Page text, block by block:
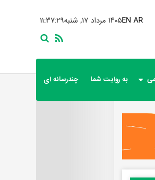
۱۱:۳۷:۳۰ ۱۴۰۵ مرداد ۱۷, شنبهEN AR
به روایت شما چندرسانه ای